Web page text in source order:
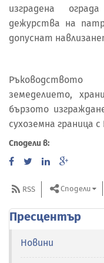
изградена
дежурства на
допуснат
земеделието,
бързото
сухоземна граница
Сподели в:
RSS Сподели
Пресцентър
Новини